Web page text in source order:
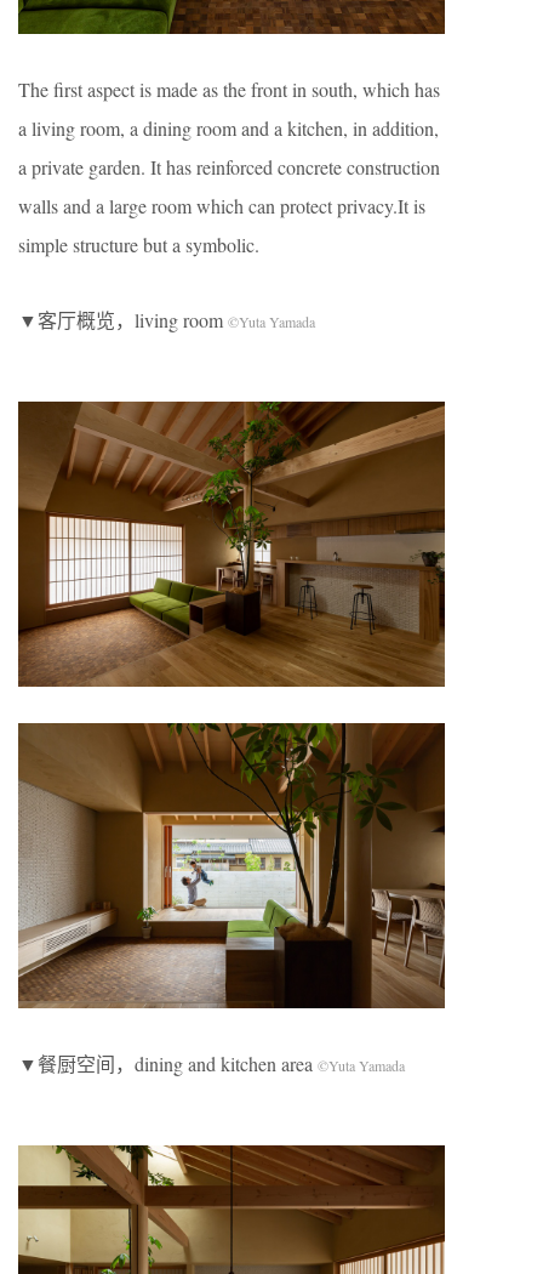
The first aspect is made as the front in south, which has
a living room, a dining room and a kitchen, in addition,
a private garden. It has reinforced concrete construction
walls and a large room which can protect privacy.It is
simple structure but a symbolic.
▼客厅概览，living room ©Yuta Yamada
▼餐厨空间，dining and kitchen area ©Yuta Yamada